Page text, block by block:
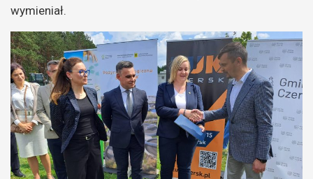
wymieniał.